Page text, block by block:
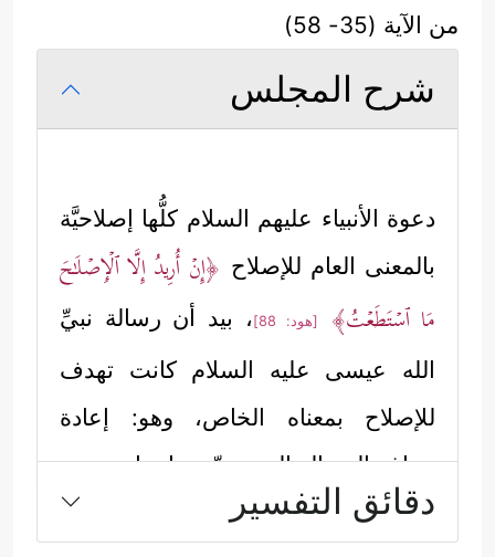
من الآية (35- 58)
شرح المجلس
دعوة الأنبياء عليهم السلام كلُّها إصلاحيَّة
بالمعنى العام للإصلاح ﴿إِنۡ أُرِیدُ إِلَّا ٱلۡإِصۡلَـٰحَ
مَا ٱسۡتَطَعۡتُ﴾
[هود: 88]
، بيد أن رسالة نبيِّ
الله عيسى عليه السلام كانت تهدف
للإصلاح بمعناه الخاص، وهو: إعادة
صياغة الرسالة الموسويّة بما يتناسب مع
تطوّر الحياة ومستجداتها، ثم معالجة
دقائق التفسير